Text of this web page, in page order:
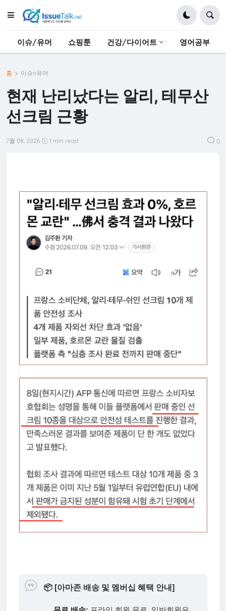
이슈/유머 쇼핑툰 건강/다이어트 영어공부
홈 이슈n유머
현재 난리났다는 알리, 테무산
선크림 근황
7월 08, 2026 1 min read 0
📦 [아마존 배송 및 멤버십 혜택 안내]